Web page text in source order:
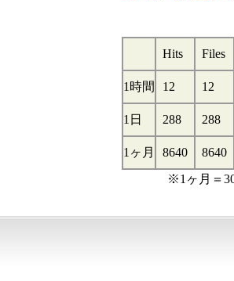
Hits Files
1時間 12 12
1日 288 288
1ヶ月 8640
8640
※1ヶ月＝